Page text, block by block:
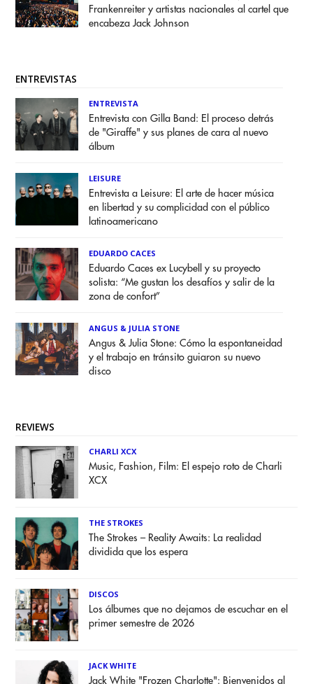
Frankenreiter y artistas nacionales al cartel que
encabeza Jack Johnson
ENTREVISTAS
ENTREVISTA
Entrevista con Gilla Band: El proceso detrás
de "Giraffe" y sus planes de cara al nuevo
álbum
LEISURE
Entrevista a Leisure: El arte de hacer música
en libertad y su complicidad con el público
latinoamericano
EDUARDO CACES
Eduardo Caces ex Lucybell y su proyecto
solista: “Me gustan los desafíos y salir de la
zona de confort”
ANGUS & JULIA STONE
Angus & Julia Stone: Cómo la espontaneidad
y el trabajo en tránsito guiaron su nuevo
disco
REVIEWS
CHARLI XCX
Music, Fashion, Film: El espejo roto de Charli
XCX
THE STROKES
The Strokes – Reality Awaits: La realidad
dividida que los espera
DISCOS
Los álbumes que no dejamos de escuchar en el
primer semestre de 2026
JACK WHITE
Jack White "Frozen Charlotte": Bienvenidos al